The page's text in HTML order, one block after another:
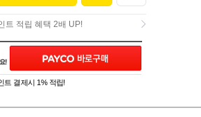
트 적립 혜택 2배 UP!
트 적립 혜택 2배 UP!
트 결제시 1% 적립!